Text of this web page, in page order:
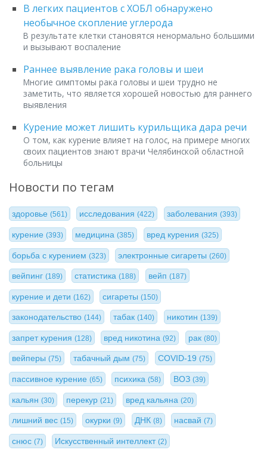
В легких пациентов с ХОБЛ обнаружено
необычное скопление углерода
В результате клетки становятся ненормально большими
и вызывают воспаление
Раннее выявление рака головы и шеи
Многие симптомы рака головы и шеи трудно не
заметить, что является хорошей новостью для раннего
выявления
Курение может лишить курильщика дара речи
О том, как курение влияет на голос, на примере многих
своих пациентов знают врачи Челябинской областной
больницы
Новости по тегам
здоровье (561) исследования(422) заболевания (393)
курение (393) медицина(385) вред курения (325)
борьба с курением (323) электронные сигареты(260)
вейпинг (189) статистика(188) вейп (187)
курение и дети (162) сигареты(150)
законодательство (144) табак(140) никотин (139)
запрет курения (128) вред никотина(92) рак (80)
вейперы (75) табачный дым(75) COVID-19 (75)
пассивное курение (65) психика(58) ВОЗ (39)
кальян (30) перекур(21) вред кальяна (20)
лишний вес (15) окурки(9) ДНК (8) насвай(7)
снюс (7) Искусственный интеллект(2)